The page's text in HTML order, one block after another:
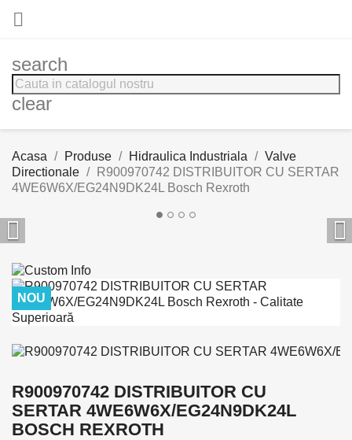

search
clear
Acasa Produse Hidraulica Industriala
Valve
Directionale
R900970742 DISTRIBUITOR CU SERTAR
4WE6W6X/EG24N9DK24L Bosch Rexroth
 
NOU
R900970742 DISTRIBUITOR CU
SERTAR 4WE6W6X/EG24N9DK24L
BOSCH REXROTH